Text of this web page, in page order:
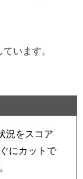
います。
況をスコア
にカットで